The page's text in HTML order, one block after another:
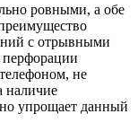
ровными, а обе
с отрывными
не
наличие
упрощает данный